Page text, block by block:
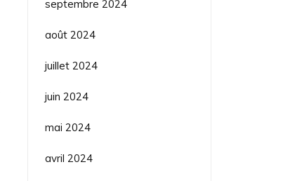
septembre 2024
août 2024
juillet 2024
juin 2024
mai 2024
avril 2024